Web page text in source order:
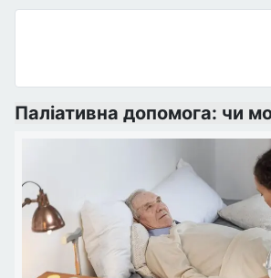
Паліативна допомога: чи